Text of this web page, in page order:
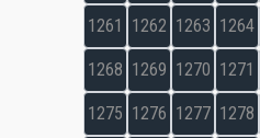
1261 1262 1263 1264
1268 1269 1270 1271
1275 1276 1277 1278